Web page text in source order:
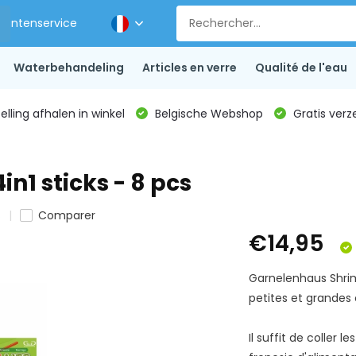
Waterbehandeling Articles en verre Qualité de l'eau
afhalen in winkel Belgische Webshop Gratis
sticks - 8 pcs
Comparer
€14,95
Garnelenhaus
petites et grandes
Il suffit de coller